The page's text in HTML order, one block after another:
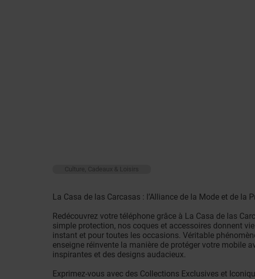
Culture, Cadeaux & Loisirs
La Casa de las Carcasas : l’Alliance de la Mode et de la
Redécouvrez votre téléphone grâce à La Casa de las
simple protection, nos coques et accessoires donnent
instant et pour toutes les occasions. Véritable
enseigne réinvente la manière de protéger votre mobile
inspirantes et des designs audacieux.
Exprimez-vous avec des Collections Exclusives et